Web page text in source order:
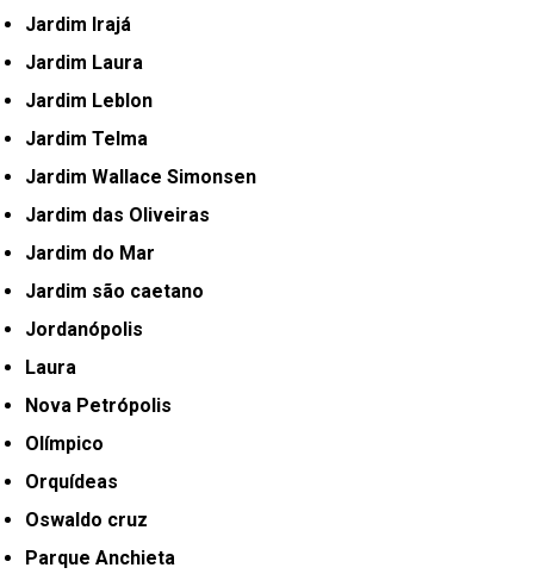
Jardim Irajá
Jardim Laura
Jardim Leblon
Jardim Telma
Jardim Wallace Simonsen
Jardim das Oliveiras
Jardim do Mar
Jardim são caetano
Jordanópolis
Laura
Nova Petrópolis
Olímpico
Orquídeas
Oswaldo cruz
Parque Anchieta